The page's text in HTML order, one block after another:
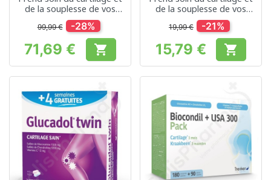
de la souplesse de vos
articulations
99,99 € -28%
Prix
71,69 € 
de la souplesse de vos
articulations
19,99 € -21%
Prix
15,79 € 